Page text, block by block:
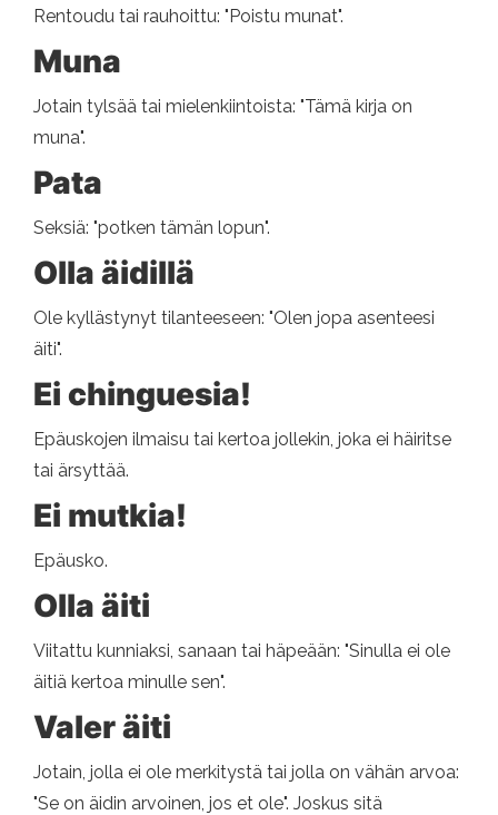
Rentoudu tai rauhoittu: "Poistu munat".
Muna
Jotain tylsää tai mielenkiintoista: "Tämä kirja on
muna".
Pata
Seksiä: "potken tämän lopun".
Olla äidillä
Ole kyllästynyt tilanteeseen: "Olen jopa asenteesi
äiti".
Ei chinguesia!
Epäuskojen ilmaisu tai kertoa jollekin, joka ei häiritse
tai ärsyttää.
Ei mutkia!
Epäusko.
Olla äiti
Viitattu kunniaksi, sanaan tai häpeään: "Sinulla ei ole
äitiä kertoa minulle sen".
Valer äiti
Jotain, jolla ei ole merkitystä tai jolla on vähän arvoa:
"Se on äidin arvoinen, jos et ole". Joskus sitä